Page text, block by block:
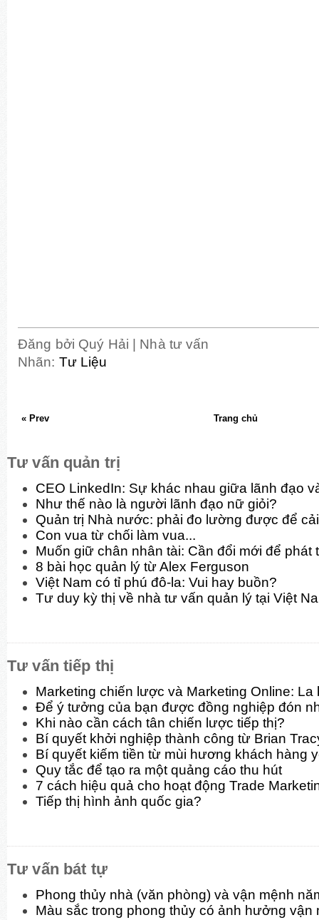
Đăng bởi Quý Hải | Nhà tư vấn
Nhãn: Tư Liệu
« Prev Trang chủ
Tư vấn quản trị
CEO LinkedIn: Sự khác nhau giữa lãnh đạo
Như thế nào là người lãnh đạo nữ giỏi?
Quản trị Nhà nước: phải đo lường được để
Con vua từ chối làm vua...
Muốn giữ chân nhân tài: Cần đổi mới để phát
8 bài học quản lý từ Alex Ferguson
Việt Nam có tỉ phú đô-la: Vui hay buồn?
Tư duy kỳ thị về nhà tư vấn quản lý tại Việt
Tư vấn tiếp thị
Marketing chiến lược và Marketing Online: La
Để ý tưởng của bạn được đồng nghiệp đón
Khi nào cần cách tân chiến lược tiếp thị?
Bí quyết khởi nghiệp thành công từ Brian
Bí quyết kiếm tiền từ mùi hương khách hàng
Quy tắc để tạo ra một quảng cáo thu hút
7 cách hiệu quả cho hoạt động Trade
Tiếp thị hình ảnh quốc gia?
Tư vấn bát tự
Phong thủy nhà (văn phòng) và vận mệnh
Màu sắc trong phong thủy có ảnh hưởng vận